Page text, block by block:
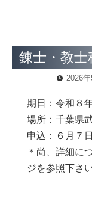
錬士・教
2026年
期日：令和８
場所：千葉県
申込：６月７
＊尚、詳細に
ジを参照下さい